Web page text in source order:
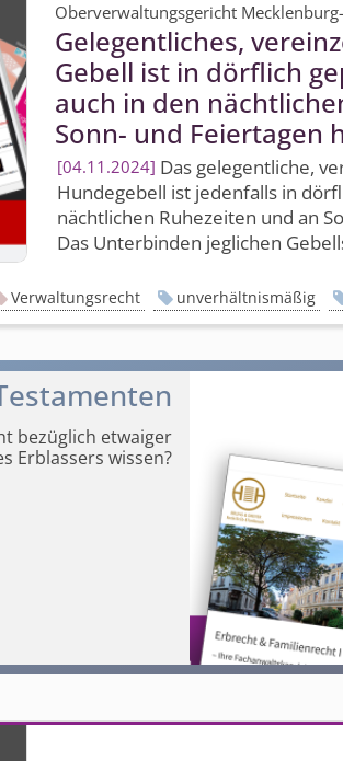
Oberverwaltungsgericht
Gelegentliches,
Gebell ist in dörflich
auch in den
Sonn- und Feiertagen
04.11.2024 Das gelegentliche,
Hundegebell ist jedenfalls in
nächtlichen Ruhezeiten und an
Das Unterbinden jeglichen
Verwaltungsrecht unverhältnismäßig
bezüglich etwaiger
Erblassers wissen?